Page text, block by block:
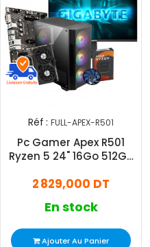
Réf : FULL-APEX-R501
Pc Gamer Apex R501
Ryzen 5 24" 16Go 512Go
2 829,000 DT
En stock
Ajouter Au Panier